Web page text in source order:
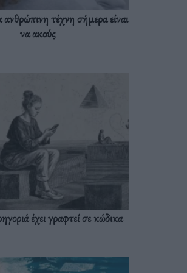
τέχνη σήμερα είναι
να ακούς
έχει γραφτεί σε κώδικα